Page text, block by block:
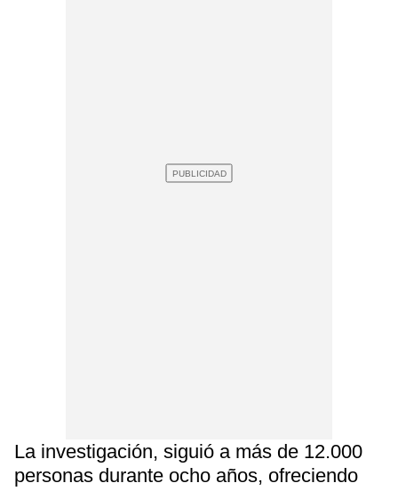
La investigación, siguió a más de 12.000
personas durante ocho años, ofreciendo